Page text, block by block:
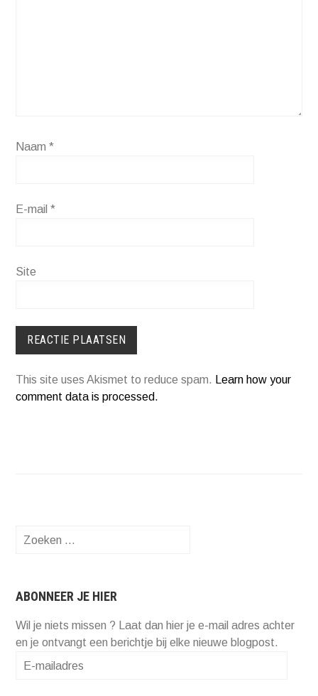
Naam*
E-mail*
Site
This site uses Akismet to reduce spam. Learn how your
comment data is processed.
Zoeken
ABONNEER JE HIER
Wil je niets missen ? Laat dan hier je e-mail adres achter
en je ontvangt een berichtje bij elke nieuwe blogpost.
E-